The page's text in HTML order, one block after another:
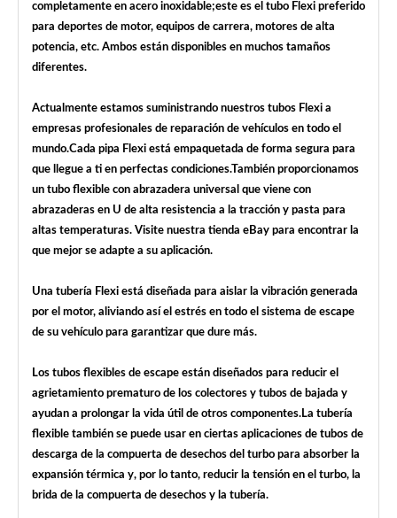
completamente en acero inoxidable;este es el tubo Flexi preferido
para deportes de motor, equipos de carrera, motores de alta
potencia, etc. Ambos están disponibles en muchos tamaños
diferentes.
Actualmente estamos suministrando nuestros tubos Flexi a
empresas profesionales de reparación de vehículos en todo el
mundo.Cada pipa Flexi está empaquetada de forma segura para
que llegue a ti en perfectas condiciones.También proporcionamos
un tubo flexible con abrazadera universal que viene con
abrazaderas en U de alta resistencia a la tracción y pasta para
altas temperaturas. Visite nuestra tienda eBay para encontrar la
que mejor se adapte a su aplicación.
Una tubería Flexi está diseñada para aislar la vibración generada
por el motor, aliviando así el estrés en todo el sistema de escape
de su vehículo para garantizar que dure más.
Los tubos flexibles de escape están diseñados para reducir el
agrietamiento prematuro de los colectores y tubos de bajada y
ayudan a prolongar la vida útil de otros componentes.La tubería
flexible también se puede usar en ciertas aplicaciones de tubos de
descarga de la compuerta de desechos del turbo para absorber la
expansión térmica y, por lo tanto, reducir la tensión en el turbo, la
brida de la compuerta de desechos y la tubería.